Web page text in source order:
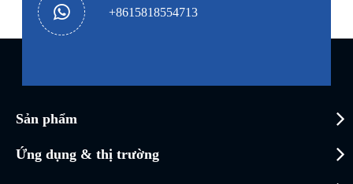
+8615818554713
Sản phẩm
Ứng dụng & thị trường